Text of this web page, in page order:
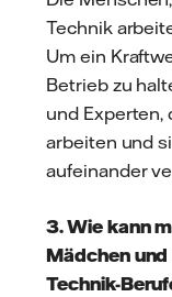
Technik
Um ein
Betrieb zu
und Experten,
arbeiten und
aufeinander
3. Wie kann
Mädchen und
Technik-